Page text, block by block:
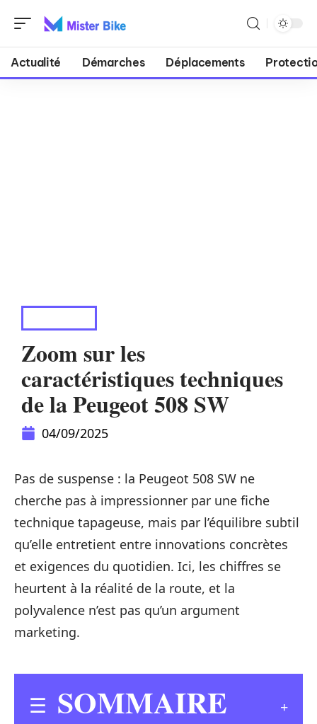
Actualité Démarches Déplacements
Zoom sur les
caractéristiques techniques
de la Peugeot 508 SW
04/09/2025
Pas de suspense : la Peugeot 508 SW ne
cherche pas à impressionner par une fiche
technique tapageuse, mais par l’équilibre subtil
qu’elle entretient entre innovations concrètes
et exigences du quotidien. Ici, les chiffres se
heurtent à la réalité de la route, et la
polyvalence n’est pas qu’un argument
marketing.
SOMMAIRE